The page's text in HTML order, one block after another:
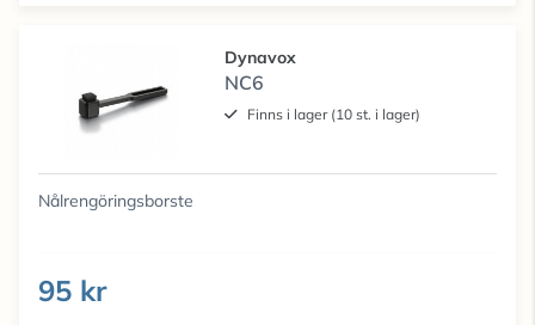
Dynavox
NC6
Finns i lager (10 st. i lager)
Nålrengöringsborste
95 kr